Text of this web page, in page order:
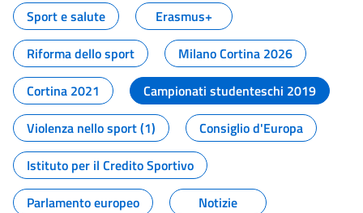
Sport e salute
Erasmus+
Riforma dello sport
Milano Cortina 2026
Cortina 2021
Campionati studenteschi 2019
Violenza nello sport (1)
Consiglio d'Europa
Istituto per il Credito Sportivo
Parlamento europeo
Notizie